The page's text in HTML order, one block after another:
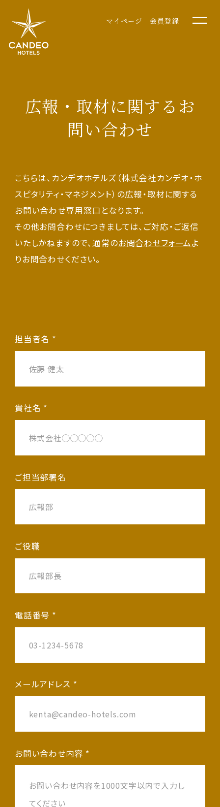
マイページ 会員登録
広報・取材に関するお
問い合わせ
こちらは、カンデオホテルズ（株式会社カンデオ・ホ
スピタリティ・マネジメント）の広報・取材に関する
お問い合わせ専用窓口となります。
その他お問合わせにつきましては、ご対応・ご返信
いたしかねますので、通常のお問合わせフォームよ
りお問合わせください。
担当者名 *
貴社名 *
ご担当部署名
ご役職
電話番号 *
メールアドレス *
お問い合わせ内容 *